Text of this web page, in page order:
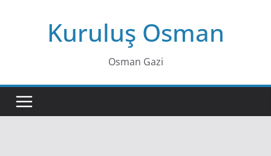
Kuruluş Osman
Osman Gazi